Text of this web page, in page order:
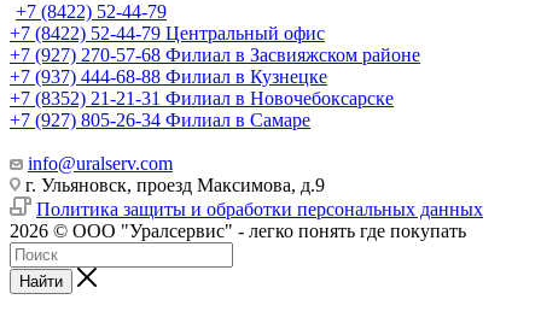
+7 (8422) 52-44-79
+7 (8422) 52-44-79 Центральный офис
+7 (927) 270-57-68 Филиал в Засвияжском районе
+7 (937) 444-68-88 Филиал в Кузнецке
+7 (8352) 21-21-31 Филиал в Новочебоксарске
+7 (927) 805-26-34 Филиал в Самаре
info@uralserv.com
г. Ульяновск, проезд Максимова, д.9
Политика защиты и обработки персональных данных
2026 © ООО "Уралсервис" - легко понять где покупать
Найти